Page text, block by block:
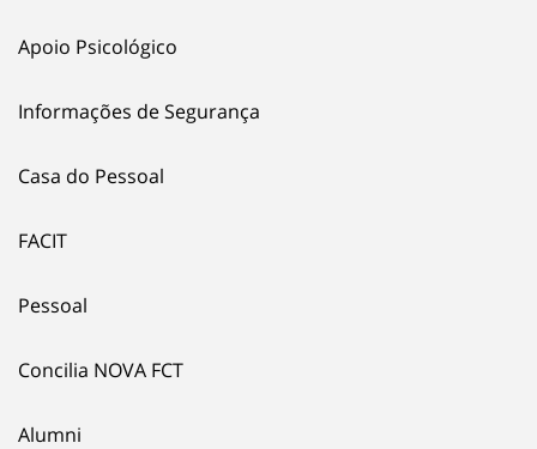
Apoio Psicológico
Informações de Segurança
Casa do Pessoal
FACIT
Pessoal
Concilia NOVA FCT
Alumni